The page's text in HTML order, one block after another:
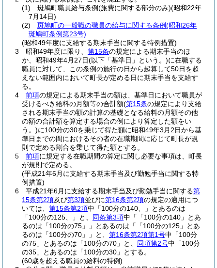
(1)
斑鳩町職員給与条例(旅費に関する部分のみ)(昭和22年
7月14日)
(2)
斑鳩町の一般職の職員の給与に関する条例(昭和26年
斑鳩町条例第23号)
(昭和49年度に支給する期末手当に関する特例措置)
3
昭和49年度に限り、 第15条の規定による期末手当のほ
か、昭和49年4月27日(以下「基準日」という。)に在職する
職員に対して、この条例の施行の日から起算して50日を超
えない範囲内において町長が定める日に期末手当を支給す
る。
4
前項の規定による期末手当の額は、基準日において職員が
受けるべき給料の月額等の合計額(第15条の規定により支給
される期末手当の額の計算の基礎となる給料の月額その他
の額の合計額を算定する場合の例により算定した額をい
う。)に100分の30を乗じて得た額に昭和49年3月2日から基
準日までの間におけるその者の在職期間に応じて町長が規
則で定める割合を乗じて得た額とする。
5
前項に規定する在職期間の算定に関し必要な事項は、町長
が規則で定める。
(平成21年6月に支給する期末手当及び勤勉手当に関する特
例措置)
6
平成21年6月に支給する期末手当及び勤勉手当に関する第
15条第2項及び第3項並びに第16条第2項の規定の適用につ
いては、 第15条第2項中「100分の140、」とあるのは
「100分の125、」と、 同条第3項中「「100分の140」とあ
るのは「100分の75」」とあるのは「「100分の125」とあ
るのは「100分の70」」と、 第16条第2項第1号中「100分
の75」とあるのは「100分の70」と、 同項第2号中「100分
の35」とあるのは「100分の30」とする。
(60歳を超える職員の給料の特例)